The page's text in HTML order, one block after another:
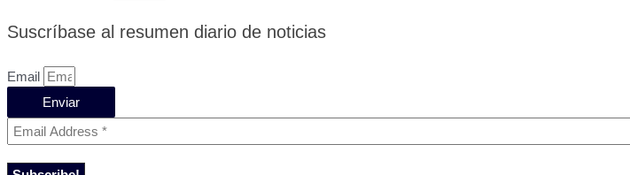
Suscríbase al resumen diario de noticias
Email
Enviar